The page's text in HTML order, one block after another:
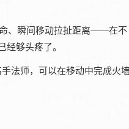
命、瞬间移动拉扯距离——在不
够头疼了。
法师，可以在移动中完成火